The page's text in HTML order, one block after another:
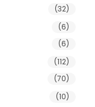
(32)
(6)
(6)
(112)
(70)
(10)